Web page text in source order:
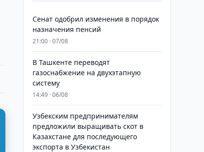
Сенат одобрил изменения в порядок
назначения пенсий
21:00 · 07/08
В Ташкенте переводят
газоснабжение на двухэтапную
систему
14:49 · 06/08
Узбекским предпринимателям
предложили выращивать скот в
Казахстане для последующего
экспорта в Узбекистан